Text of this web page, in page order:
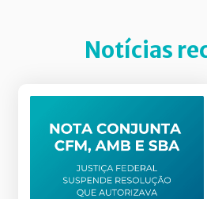
Notícias